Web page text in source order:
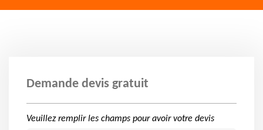
Demande devis gratuit
Veuillez remplir les champs pour avoir votre devis